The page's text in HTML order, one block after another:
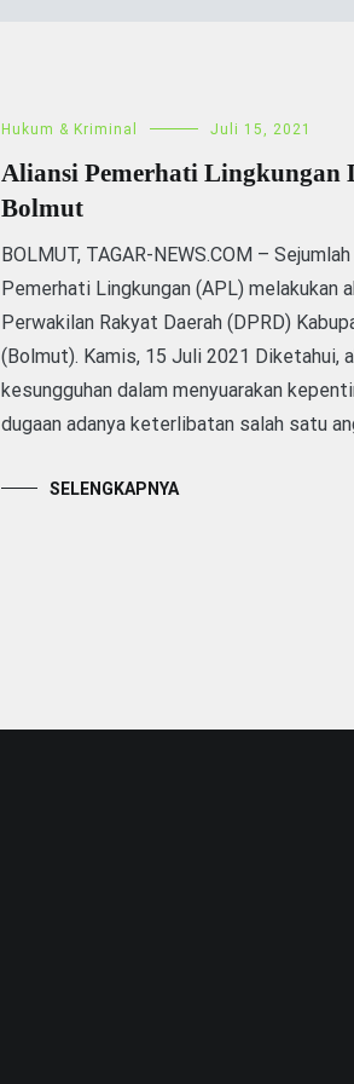
Hukum & Kriminal Juli 15, 2021
Aliansi Pemerhati Lingkungan
Bolmut
BOLMUT, TAGAR-NEWS.COM –
Pemerhati Lingkungan (APL) melakukan
Perwakilan Rakyat Daerah (DPRD)
(Bolmut). Kamis, 15 Juli 2021 Diketahui,
kesungguhan dalam menyuarakan
dugaan adanya keterlibatan salah satu
SELENGKAPNYA